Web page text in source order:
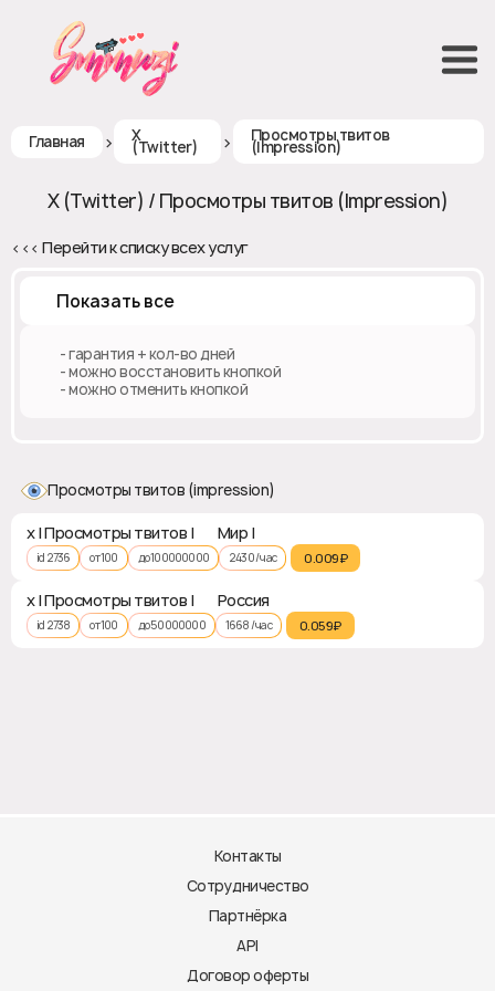
Главная > X
(Twitter) > Просмотры твитов
(Impression)
X (Twitter) / Просмотры твитов (Impression)
<<< Перейти к списку всех услуг
Показать все
♻️ - гарантия + кол-во дней
✅ - можно восстановить кнопкой
❎ - можно отменить кнопкой
Просмотры твитов (impression)
x | Просмотры твитов | 🌏 Мир | ❎
id 2736 от 100 до 100000000 2430 / час 0.009₽‎
x | Просмотры твитов | 🇷🇺 Россия
id 2738 от 100 до 50000000 1668 / час 0.059₽‎
Контакты
Сотрудничество
Партнёрка
API
Договор оферты